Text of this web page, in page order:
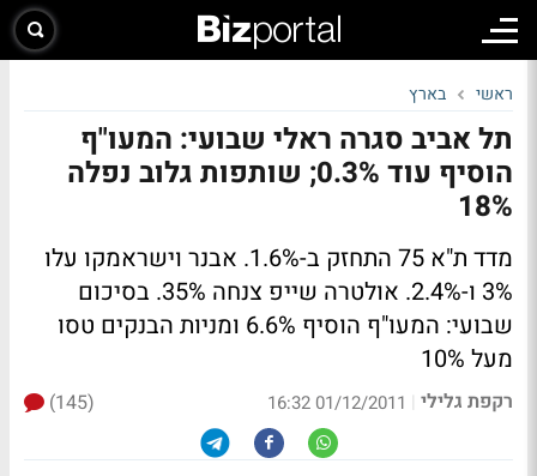
ראשי בארץ
תל אביב סגרה ראלי שבועי: המעו"ף
הוסיף עוד 0.3%; שותפות גלוב נפלה
18%
מדד ת"א 75 התחזק ב-1.6%. אבנר וישראמקו עלו
3% ו-2.4%. אולטרה שייפ צנחה 35%.
בסיכום
שבועי: המעו"ף הוסיף 6.6% ומניות הבנקים טסו
מעל 10%
רקפת גלילי |
01/12/2011 16:32
(145)